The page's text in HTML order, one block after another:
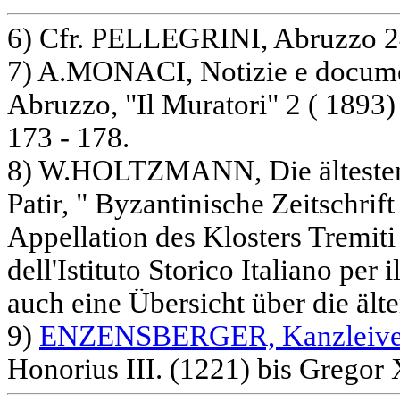
6) Cfr. PELLEGRINI, Abruzzo
7) A.MONACI, Notizie e
Abruzzo, "Il Muratori" 2 (
173 - 178.
8) W.HOLTZMANN, Die
Patir, " Byzantinische
Appellation des Klosters
dell'Istituto Storico Italiano per
auch eine Übersicht über die
9) ENZENSBERGER,
Honorius III. (1221) bis Gregor